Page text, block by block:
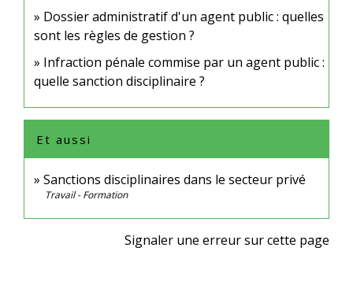
Dossier administratif d'un agent public : quelles
sont les règles de gestion ?
Infraction pénale commise par un agent public :
quelle sanction disciplinaire ?
Et aussi
Sanctions disciplinaires dans le secteur privé
Travail - Formation
Signaler une erreur sur cette page